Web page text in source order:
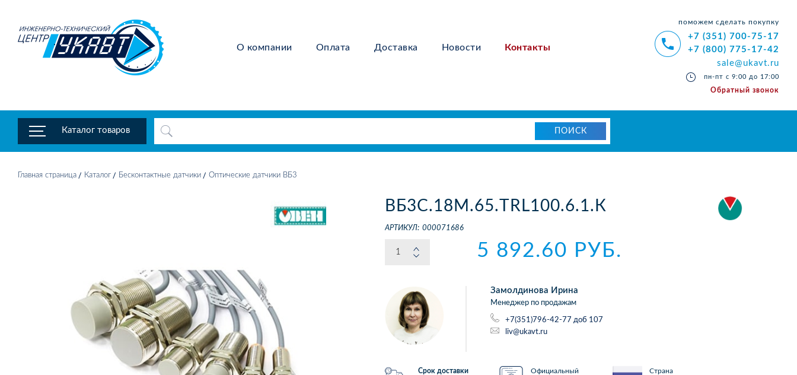
О компании Оплата Доставка Новости Контакты
поможем сделать покупку
+7 (351) 700-75-17
+7 (800) 775-17-42
sale@ukavt.ru
пн-пт с 9:00 до 17:00
Обратный звонок
Каталог товаров
Главная страница Каталог Бесконтактные датчики Оптические датчики ВБ3
ВБ3С.18М.65.TRL100.6.1.К
АРТИКУЛ: 000071686
5 892.60 РУБ.
Замолдинова Ирина
Менеджер по продажам
+7(351)796-42-77 доб 107
liv@ukavt.ru
Срок доставки
Официальный
Страна